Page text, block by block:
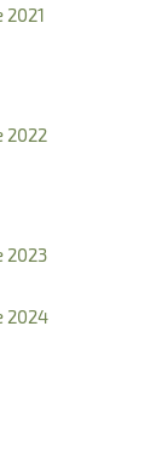
2021
2022
2023
2024